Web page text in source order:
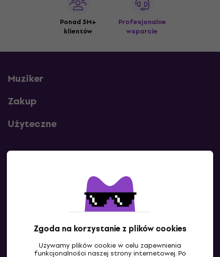
Zgoda na korzystanie z plików cookies
Używamy plików cookie w celu zapewnienia
funkcjonalności naszej strony internetowej. Po
Ponad 3M+
klientów
Profesjonalne
wsparcie
Muziker
Zakup
Użyteczne
Skontaktuj się z nami